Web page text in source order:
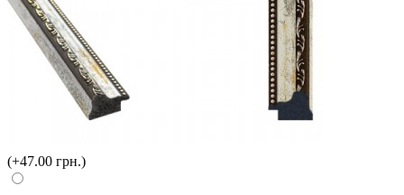
(+47.00 грн.)